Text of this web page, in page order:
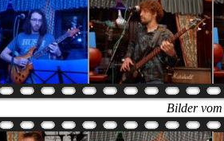
Bilder